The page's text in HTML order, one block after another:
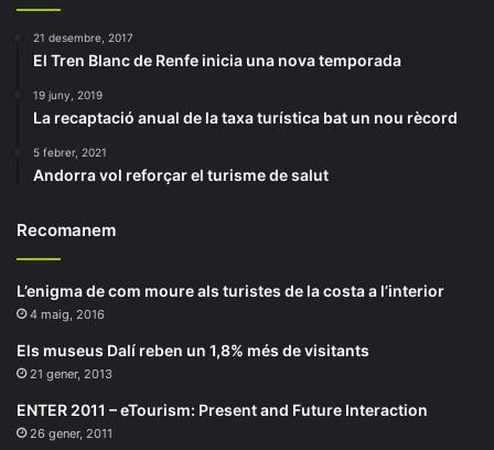
21 desembre, 2017
El Tren Blanc de Renfe inicia una nova temporada
19 juny, 2019
La recaptació anual de la taxa turística bat un nou rècord
5 febrer, 2021
Andorra vol reforçar el turisme de salut
Recomanem
L’enigma de com moure als turistes de la costa a l’interior
4 maig, 2016
Els museus Dalí reben un 1,8% més de visitants
21 gener, 2013
ENTER 2011 – eTourism: Present and Future Interaction
26 gener, 2011